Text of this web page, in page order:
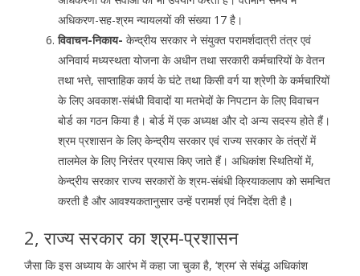
अधिकरण-सह-श्रम न्यायलयों की संख्या 17 है।
विवाचन-निकाय- केन्द्रीय सरकार ने संयुक्त परामर्शदात्री तंत्र एवं
अनिवार्य मध्यस्थता योजना के अधीन तथा सरकारी कर्मचारियों के वेतन
तथा भत्ते, साप्ताहिक कार्य के घंटे तथा किसी वर्ग या श्रेणी के कर्मचारियों
के लिए अवकाश-संबंधी विवादों या मतभेदों के निपटान के लिए विवाचन
बोर्ड का गठन किया है। बोर्ड में एक अध्यक्ष और दो अन्य सदस्य होते हैं।
श्रम प्रशासन के लिए केन्द्रीय सरकार एवं राज्य सरकार के तंत्रों में
तालमेल के लिए निरंतर प्रयास किए जाते हैं। अधिकांश स्थितियों में,
केन्द्रीय सरकार राज्य सरकारों के श्रम-संबंधी क्रियाकलाप को समन्वित
करती है और आवश्यकतानुसार उन्हें परामर्श एवं निर्देश देती है।
2, राज्य सरकार का श्रम-प्रशासन
जैसा कि इस अध्याय के आरंभ में कहा जा चुका है, ‘श्रम’ से संबंद्ध अधिकांश